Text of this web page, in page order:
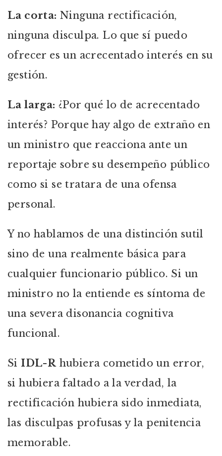
La corta: Ninguna rectificación,
ninguna disculpa. Lo que sí puedo
ofrecer es un acrecentado interés en su
gestión.
La larga: ¿Por qué lo de acrecentado
interés? Porque hay algo de extraño en
un ministro que reacciona ante un
reportaje sobre su desempeño público
como si se tratara de una ofensa
personal.
Y no hablamos de una distinción sutil
sino de una realmente básica para
cualquier funcionario público. Si un
ministro no la entiende es síntoma de
una severa disonancia cognitiva
funcional.
Si IDL-Rhubiera cometido un error,
si hubiera faltado a la verdad, la
rectificación hubiera sido inmediata,
las disculpas profusas y la penitencia
memorable.